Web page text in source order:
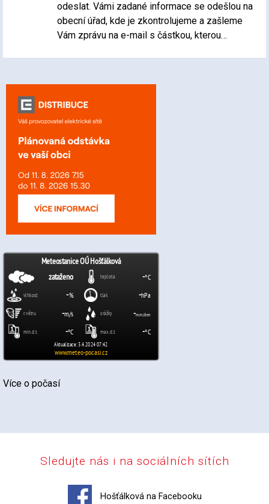
Více o počasí
odeslat. Vámi zadané informace se odešlou na
obecní úřad, kde je zkontrolujeme a zašleme
Vám zprávu na e-mail s částkou, kterou…
Sledujte nás i na sociálních sítích
Hošťálková na Facebooku